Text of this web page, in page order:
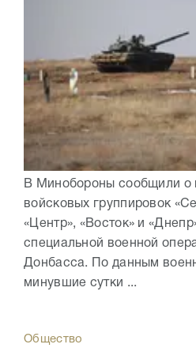
В Минобороны сообщили о
войсковых группировок
«Центр», «Восток» и
специальной военной
Донбасса. По данным
минувшие сутки ...
Общество